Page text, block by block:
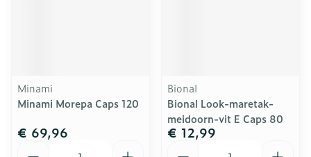
Minami
Minami Morepa Caps 120
€ 69,96
Bional
Bional Look-maretak-
meidoorn-vit E Caps 80
€ 12,99